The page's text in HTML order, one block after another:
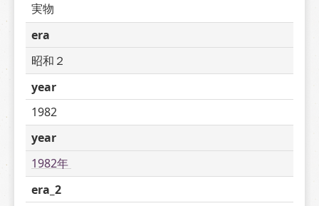
実物
era
昭和２
year
1982
year
1982年
era_2